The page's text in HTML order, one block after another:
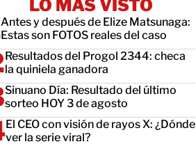
LO MÁS VISTO
Antes y después de Elize Matsunaga:
Estas son FOTOS reales del caso
Resultados del Progol 2344: checa
la quiniela ganadora
Sinuano Día: Resultado del último
sorteo HOY 3 de agosto
El CEO con visión de rayos X: ¿Dónde
ver la serie viral?